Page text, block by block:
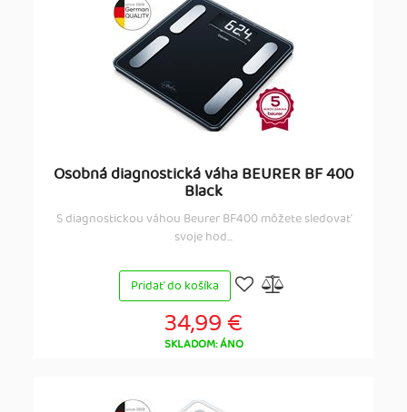
Osobná diagnostická váha BEURER BF 400
Black
S diagnostickou váhou Beurer BF400 môžete sledovať
svoje hod...
Pridať do košíka
34,99 €
SKLADOM: ÁNO